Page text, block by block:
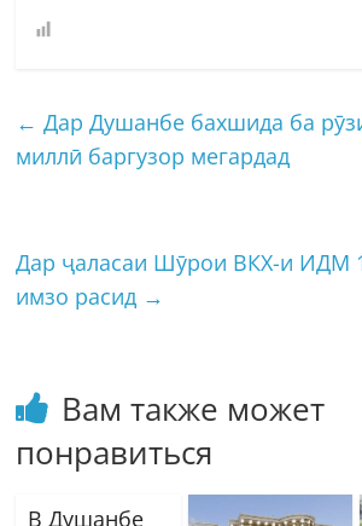
← Дар Душанбе бахшида ба
миллӣ баргузор мегардад
Дар ҷаласаи Шӯрои ВКХ-и ИДМ
имзо расид →
Вам также может
понравиться
В Душанбе